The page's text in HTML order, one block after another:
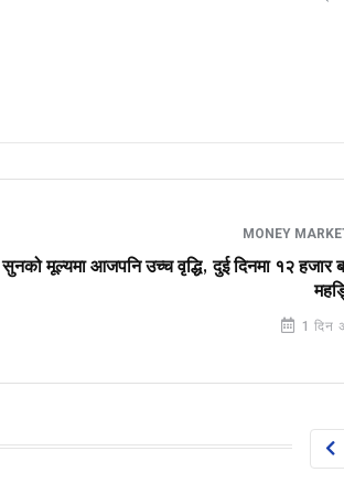
MONEY
सुनको मूल्यमा आजपनि उच्च वृद्धि, दुई दिनमा १२ हजार
1 दिन